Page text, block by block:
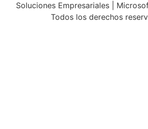
Soluciones Empresariales |
Todos los derechos